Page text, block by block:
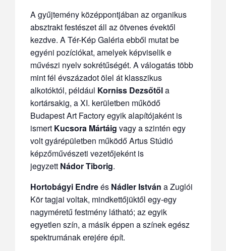
A gyűjtemény középpontjában az organikus
absztrakt festészet áll az ötvenes évektől
kezdve. A Tér-Kép Galéria ebből mutat be
egyéni pozíciókat, amelyek képviselik e
művészi nyelv sokrétűségét. A válogatás több
mint fél évszázadot ölel át klasszikus
alkotóktól, például Korniss Dezsőtőla
kortársakig, a XI. kerületben működő
Budapest Art Factory egyik alapítójaként is
ismert Kucsora Mártáig vagy a szintén egy
volt gyárépületben működő Artus Stúdió
képzőművészeti vezetőjeként is
jegyzett Nádor Tiborig.
Hortobágyi Endreés Nádler István a Zuglói
Kör tagjai voltak, mindkettőjüktől egy-egy
nagyméretű festmény látható; az egyik
egyetlen szín, a másik éppen a színek egész
spektrumának erejére épít.